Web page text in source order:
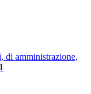
di amministrazione,
1